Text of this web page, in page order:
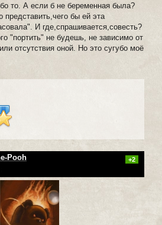
то. А если б не беременная была?
бы ей эта
И где,спрашивается,совесть?
"портить" не будешь, не зависимо от
отсутствия оной. Но это сугубо моё
Pooh +2